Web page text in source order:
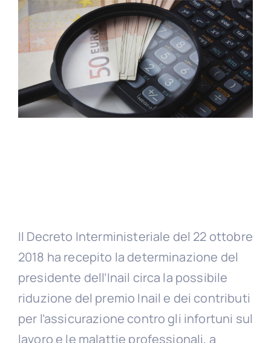
Il Decreto Interministeriale del 22 ottobre
2018 ha recepito la determinazione del
presidente dell’Inail circa la possibile
riduzione del premio Inail e dei contributi
per l’assicurazione contro gli infortuni sul
lavoro e le malattie professionali, a